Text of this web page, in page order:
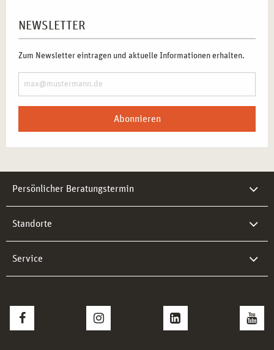
NEWSLETTER
Zum Newsletter eintragen und aktuelle Informationen erhalten.
Abonnieren
Persönlicher Beratungstermin
Standorte
Service